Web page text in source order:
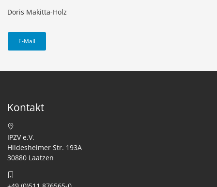
Doris Makitta-Holz
E-Mail
Kontakt
IPZV e.V.
Hildesheimer Str. 193A
30880 Laatzen